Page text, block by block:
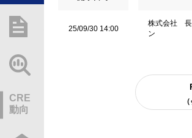
総研レポート・分析
CRE
動向
25/09/30 14:00
株式会社 長
ン